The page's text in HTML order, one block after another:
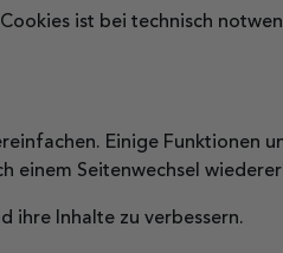
ist bei technisch
Einige Funktionen
einem Seitenwechsel
ihre Inhalte zu verbessern.